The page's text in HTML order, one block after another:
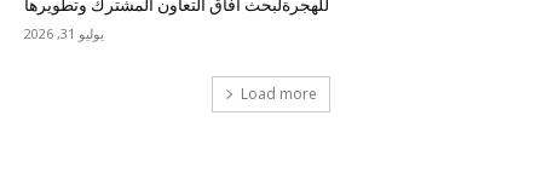
للهجرةلبحث آفاق التعاون المشترك وتطويرها
يوليو 31, 2026
Load more